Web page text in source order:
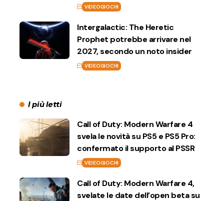
VIDEOGIOCHI
Intergalactic: The Heretic
Prophet potrebbe arrivare nel
2027, secondo un noto insider
VIDEOGIOCHI
I più letti
Call of Duty: Modern Warfare 4
svela le novità su PS5 e PS5 Pro:
confermato il supporto al PSSR
VIDEOGIOCHI
Call of Duty: Modern Warfare 4,
svelate le date dell’open beta su